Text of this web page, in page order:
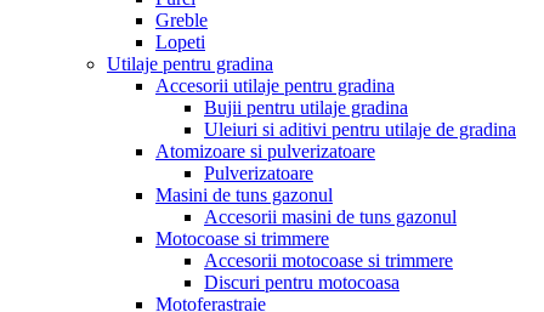
Greble
Lopeti
Utilaje pentru gradina
Accesorii utilaje pentru gradina
Bujii pentru utilaje gradina
Uleiuri si aditivi pentru utilaje de gradina
Atomizoare si pulverizatoare
Pulverizatoare
Masini de tuns gazonul
Accesorii masini de tuns gazonul
Motocoase si trimmere
Accesorii motocoase si trimmere
Discuri pentru motocoasa
Motoferastraie